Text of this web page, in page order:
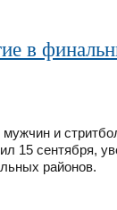
в
мужчин и
15 сентября,
районов.